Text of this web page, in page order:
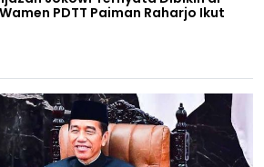
PDTT Paiman Raharjo Ikut